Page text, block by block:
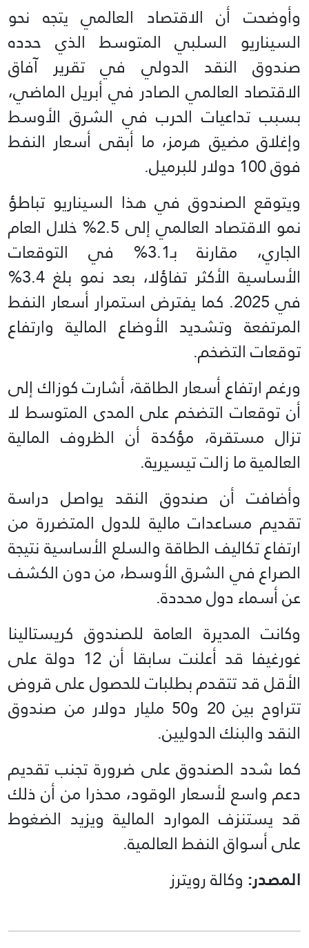
وأوضحت أن الاقتصاد العالمي يتجه نحو
السيناريو السلبي المتوسط الذي حدده
صندوق النقد الدولي في تقرير آفاق
الاقتصاد العالمي الصادر في أبريل الماضي،
بسبب تداعيات الحرب في الشرق الأوسط
وإغلاق مضيق هرمز، ما أبقى أسعار النفط
فوق 100 دولار للبرميل.
ويتوقع الصندوق في هذا السيناريو تباطؤ
نمو الاقتصاد العالمي إلى 2.5% خلال العام
الجاري، مقارنة بـ3.1% في التوقعات
الأساسية الأكثر تفاؤلا، بعد نمو بلغ 3.4%
في 2025. كما يفترض استمرار أسعار النفط
المرتفعة وتشديد الأوضاع المالية وارتفاع
توقعات التضخم.
ورغم ارتفاع أسعار الطاقة، أشارت كوزاك إلى
أن توقعات التضخم على المدى المتوسط لا
تزال مستقرة، مؤكدة أن الظروف المالية
العالمية ما زالت تيسيرية.
وأضافت أن صندوق النقد يواصل دراسة
تقديم مساعدات مالية للدول المتضررة من
ارتفاع تكاليف الطاقة والسلع الأساسية نتيجة
الصراع في الشرق الأوسط، من دون الكشف
عن أسماء دول محددة.
وكانت المديرة العامة للصندوق كريستالينا
غورغيفا قد أعلنت سابقا أن 12 دولة على
الأقل قد تتقدم بطلبات للحصول على قروض
تتراوح بين 20 و50 مليار دولار من صندوق
النقد والبنك الدوليين.
كما شدد الصندوق على ضرورة تجنب تقديم
دعم واسع لأسعار الوقود، محذرا من أن ذلك
قد يستنزف الموارد المالية ويزيد الضغوط
على أسواق النفط العالمية.
المصدر: وكالة رويترز